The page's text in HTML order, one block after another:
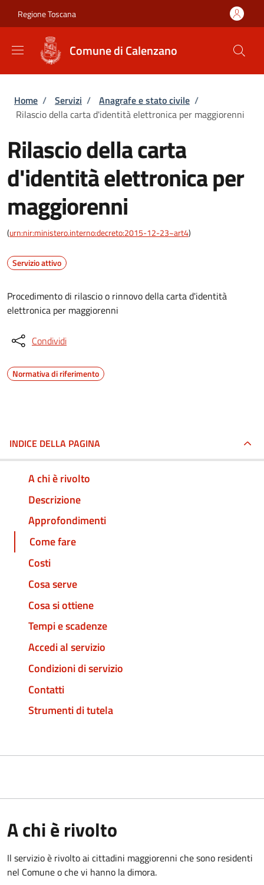
Regione Toscana
Comune di Calenzano
Briciole di pane
Home / Servizi / Anagrafe e stato civile /
Rilascio della carta d'identità elettronica per maggiorenni
Rilascio della carta
d'identità elettronica per
maggiorenni
(urn:nir:ministero.interno:decreto:2015-12-23~art4)
Servizio attivo
Procedimento di rilascio o rinnovo della carta d'identità
elettronica per maggiorenni
Condividi
Normativa di riferimento
INDICE DELLA PAGINA
A chi è rivolto
Descrizione
Approfondimenti
Come fare
Costi
Cosa serve
Cosa si ottiene
Tempi e scadenze
Accedi al servizio
Condizioni di servizio
Contatti
Strumenti di tutela
A chi è rivolto
Il servizio è rivolto ai cittadini maggiorenni che sono residenti
nel Comune o che vi hanno la dimora.